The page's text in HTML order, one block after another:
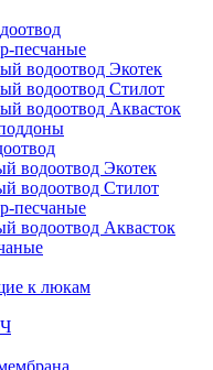
песчаные
водоотвод Экотек
водоотвод Стилот
водоотвод Аквасток
водоотвод Экотек
водоотвод Стилот
песчаные
водоотвод Аквасток
к люкам